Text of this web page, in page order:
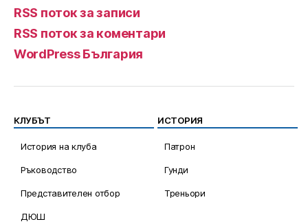
RSS поток за записи
RSS поток за коментари
WordPress България
КЛУБЪТ
История на клуба
Ръководство
Представителен отбор
ДЮШ
ИСТОРИЯ
Патрон
Гунди
Треньори